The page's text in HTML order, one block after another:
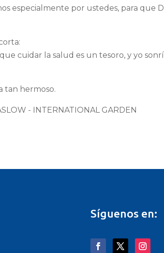
especialmente por ustedes, para que
cuidar la salud es un tesoro, y yo
tan hermoso.
- INTERNATIONAL GARDEN
Síguenos en: